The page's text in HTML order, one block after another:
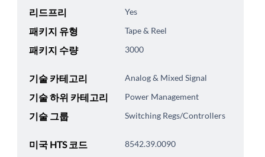
리드프리 Yes
패키지 유형 Tape & Reel
패키지 수량 3000
기술 카테고리 Analog & Mixed Signal
기술 하위 카테고리 Power Management
기술 그룹 Switching Regs/Controllers
미국 HTS 코드 8542.39.0090